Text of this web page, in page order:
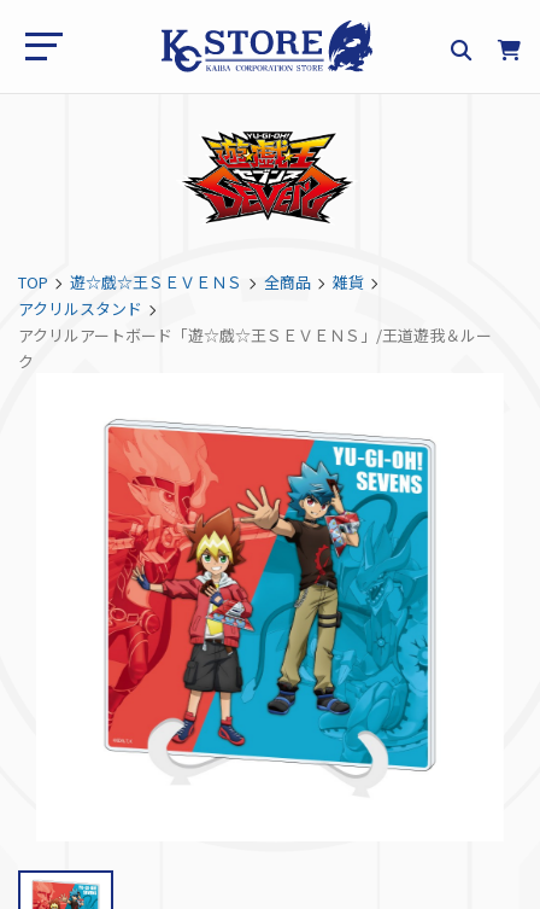
TOP 遊☆戯☆王ＳＥＶＥＮＳ 全商品
雑貨
アクリルスタンド
アクリルアートボード「遊☆戯☆王ＳＥＶＥＮＳ」/王道遊我＆ルー
ク